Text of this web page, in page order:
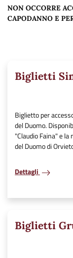
NON OCCORRE
CAPODANNO E
Biglietti
Biglietto per
del Duomo.
"Claudio Faina" e
del Duomo di
Dettagli
Biglietti